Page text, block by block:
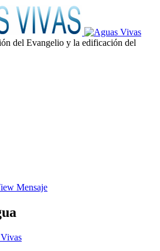
del Evangelio y la edificación del
Mensaje